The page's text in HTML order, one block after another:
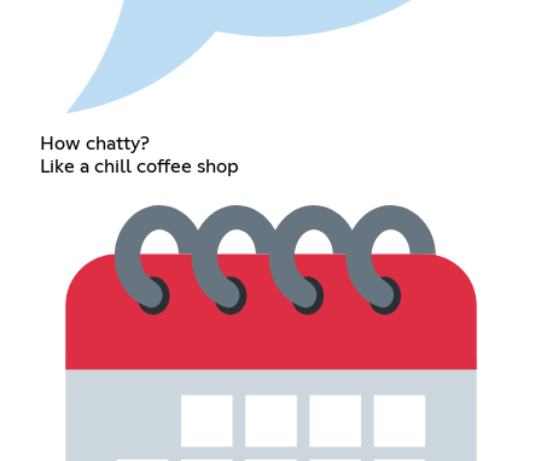
How chatty?
Like a chill coffee shop